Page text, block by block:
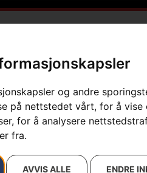
og andre
på nettstedet vårt, for å
for å analysere
fra.
AVVIS ALLE ENDRE